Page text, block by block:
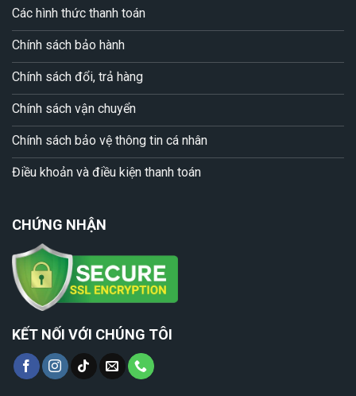
Các hình thức thanh toán
Chính sách bảo hành
Chính sách đổi, trả hàng
Chính sách vận chuyển
Chính sách bảo vệ thông tin cá nhân
Điều khoản và điều kiện thanh toán
CHỨNG NHẬN
KẾT NỐI VỚI CHÚNG TÔI